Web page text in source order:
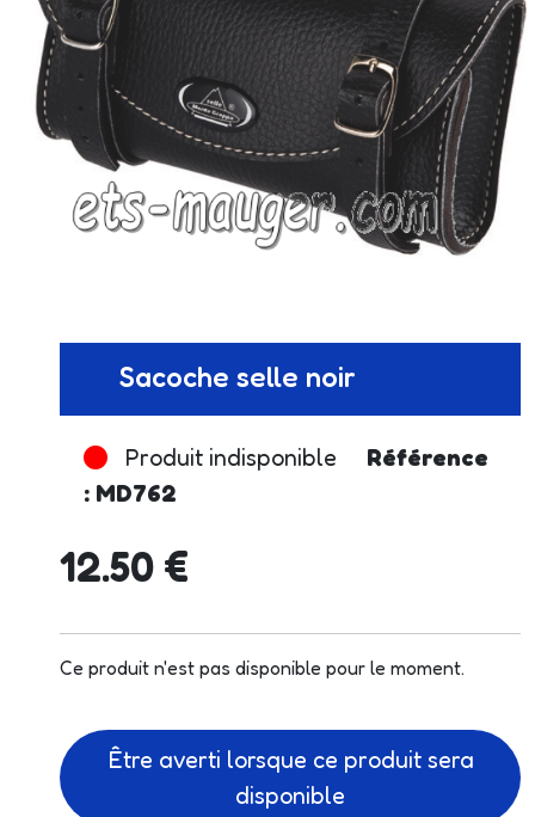
Sacoche selle noir
Produit indisponible
Référence
: MD762
12.50 €
Ce produit n'est pas disponible pour le moment.
Être averti lorsque ce produit sera
disponible